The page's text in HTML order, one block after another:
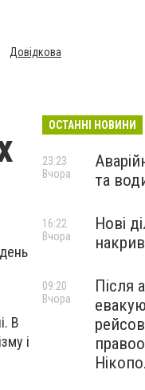
Довідкова
В
і
ОСТАННІ НОВИНИ
та
23:23
Вчора
Нові
16:22
Вчора
Після
09:20
Вчора